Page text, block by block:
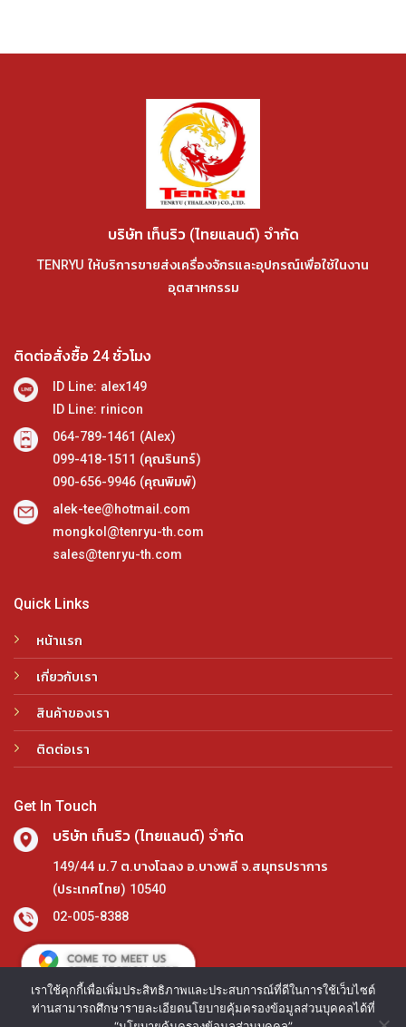
บริษัท เท็นริว (ไทยแลนด์) จำกัด
TENRYU ให้บริการขายส่งเครื่องจักรและอุปกรณ์เพื่อใช้ในงาน
อุตสาหกรรม
Quick Links
หน้าแรก
เกี่ยวกับเรา
สินค้าของเรา
ติดต่อเรา
ติดต่อสั่งซื้อ 24 ชั่วโมง
ID Line: alex149
ID Line: rinicon
064-789-1461 (Alex)
099-418-1511 (คุณรินทร์)
090-656-9946 (คุณพิมพ์)
alek-tee@hotmail.com
mongkol@tenryu-th.com
sales@tenryu-th.com
Get In Touch
บริษัท เท็นริว (ไทยแลนด์) จำกัด
149/44 ม.7 ต.บางโฉลง อ.บางพลี จ.สมุทรปราการ
(ประเทศไทย) 10540
02-005-8388
เราใช้คุกกี้เพื่อเพิ่มประสิทธิภาพและประสบการณ์ที่ดีในการใช้เว็บไซต์
ท่านสามารถศึกษารายละเอียดนโยบายคุ้มครองข้อมูลส่วนบุคคลได้ที่